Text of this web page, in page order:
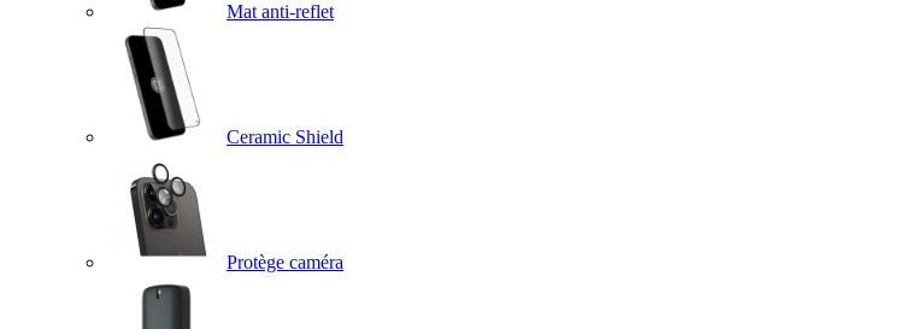
Mat anti-reflet
Ceramic Shield
Protège caméra